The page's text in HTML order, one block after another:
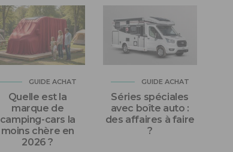
GUIDE ACHAT
Quelle est la
marque de
camping-cars la
moins chère en
2026 ?
GUIDE ACHAT
Séries spéciales
avec boîte auto :
des affaires à faire
?